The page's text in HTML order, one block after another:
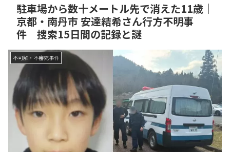
駐車場から数十メートル先で消えた11歳｜
京都・南丹市 安達結希さん行方不明事
件 捜索15日間の記録と謎
不可解・不審死事件